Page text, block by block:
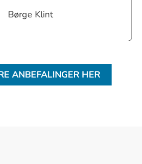
Børge Klint
ANBEFALINGER HER